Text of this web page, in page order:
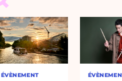
ÉVÈNEMENT